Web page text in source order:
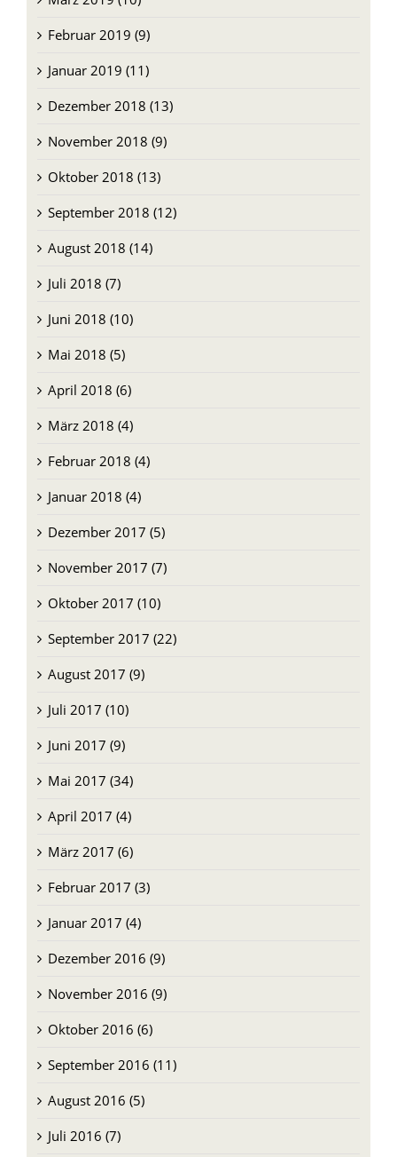
März 2019 (10)
Februar 2019 (9)
Januar 2019 (11)
Dezember 2018 (13)
November 2018 (9)
Oktober 2018 (13)
September 2018 (12)
August 2018 (14)
Juli 2018 (7)
Juni 2018 (10)
Mai 2018 (5)
April 2018 (6)
März 2018 (4)
Februar 2018 (4)
Januar 2018 (4)
Dezember 2017 (5)
November 2017 (7)
Oktober 2017 (10)
September 2017 (22)
August 2017 (9)
Juli 2017 (10)
Juni 2017 (9)
Mai 2017 (34)
April 2017 (4)
März 2017 (6)
Februar 2017 (3)
Januar 2017 (4)
Dezember 2016 (9)
November 2016 (9)
Oktober 2016 (6)
September 2016 (11)
August 2016 (5)
Juli 2016 (7)